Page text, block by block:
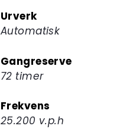
Urverk
Automatisk
Gangreserve
72 timer
Frekvens
25.200 v.p.h